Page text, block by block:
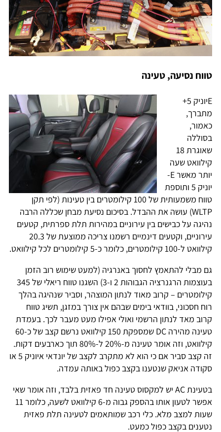
טווח נסיעה, טעינה
Eיוניק 5+
מתברך,
כאמור,
בסוללה
שאוגרת 18
קילוואט שעה
יותר מאשר E-
יוניק 5 ותוספת
טווח משמעותית של 100 קילומטרים בין טעינות (לפי תקן
WLTP) עושה את ההבדל. בסיכום נסיעת מבחן שכללה הרבה
נהיגה על כבישים בין עירוניים במהירות תלת ספרתית, קטעים
עירוניים, וקטעים דינמיים רשמנו צריכה ממוצעת של 20.3
קילוואט ל-100 קילומטרים, כלומר כ-5 קילומטרים לכל קילוואט.
גם מבלי להתאמץ לחסוך באנרגיה (למעט שימוש רוב הזמן
בעוצמות הרגנרציה הגבוהות 2 ו-3) השגנו טווח ריאלי של 345
קילומטרים – קרוב מאוד לנתון המוצהר, וסביר שנהיגה בהלך
רוח חסכוני, בוודאי בימים שבהם אין צורך במזגן, תשיג טווח
קרוב מאד לנתון הרשמי ואולי אפילו מעט מעבר לכך. בעמדת
טעינה מהירה DC שמספקת 150 קילוואט נרשם קצב של כ-60
קילוואט, וזה אומר טעינה מ-20% ל-80% תוך כארבעים דקות.
זה קצב סביר אם כי הוא לא מתקרב לקצב של יונדאי איוניק 5 או
סקודה אניאק שנטענו בקצב כפול באותה עמדה.
בטעינת AC יש למקסוס טעינה חד פאזית בלבד, וזה אומר שאי
אפשר לטעון אותו בהספק גבוה מ-6 קילוואט לשעה, כלומר 11
שעות למצב מלא. כלי רכב שמותאמים לטעינה תלת פאזית
נטענים בקצב כפול כמעט.